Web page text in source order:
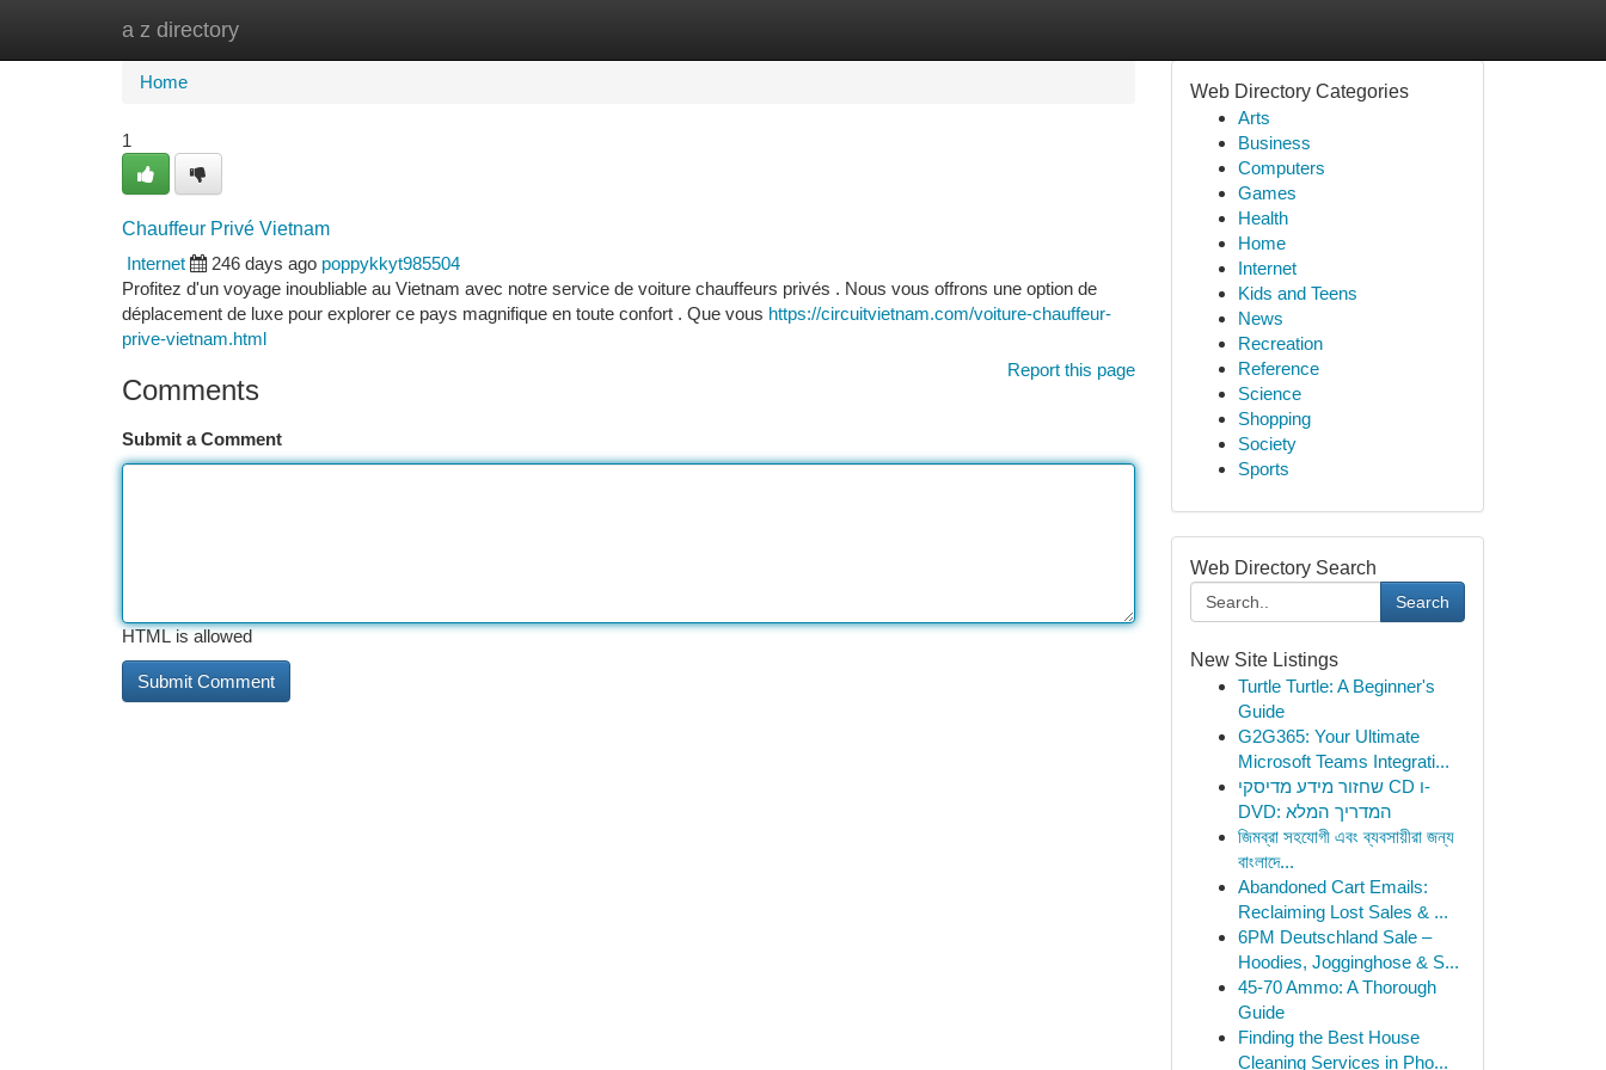
a z directory
Home
Home
1
Chauffeur Privé Vietnam
Internet
246 days ago poppykkyt985504
Profitez d'un voyage inoubliable au Vietnam avec notre service de voiture chauffeurs privés . Nous vous offrons une option de
déplacement de luxe pour explorer ce pays magnifique en toute confort . Que vous https://circuitvietnam.com/voiture-chauffeur-
prive-vietnam.html
Report this page
Comments
Submit a Comment
HTML is allowed
Web Directory Categories
Arts
Business
Computers
Games
Health
Home
Internet
Kids and Teens
News
Recreation
Reference
Science
Shopping
Society
Sports
Web Directory Search
Search
New Site Listings
Turtle Turtle: A Beginner's
Guide
G2G365: Your Ultimate
Microsoft Teams Integrati...
שחזור מידע מדיסקי CD ו-
DVD: המדריך המלא
জিমব্রা সহযোগী এবং ব্যবসায়ীরা জন্য
বাংলাদে...
Abandoned Cart Emails:
Reclaiming Lost Sales & ...
6PM Deutschland Sale –
Hoodies, Jogginghose & S...
45-70 Ammo: A Thorough
Guide
Finding the Best House
Cleaning Services in Pho...